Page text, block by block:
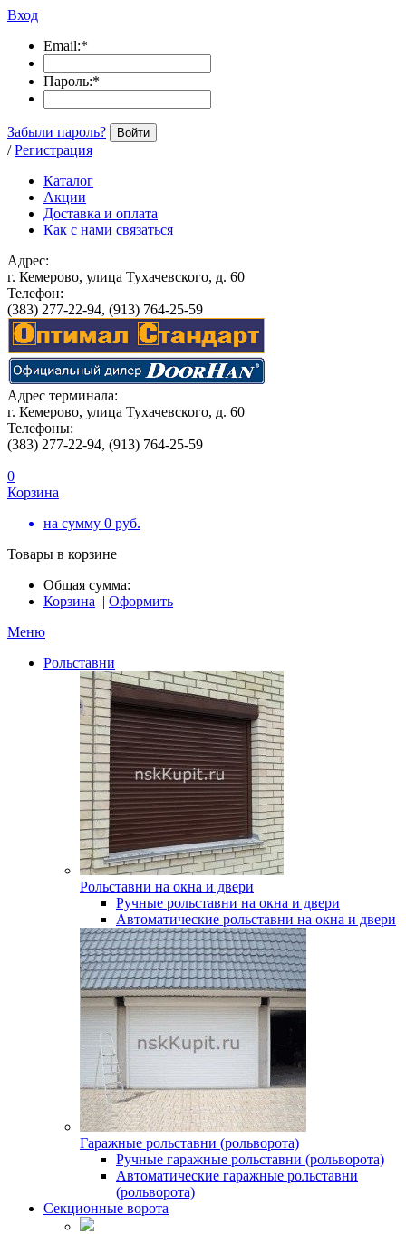
Вход
Email:*
Пароль:*
Забыли пароль? Войти
/ Регистрация
Каталог
Акции
Доставка и оплата
Как с нами связаться
Адрес:
г. Кемерово, улица Тухачевского, д. 60
Телефон:
(383) 277-22-94, (913) 764-25-59
Адрес терминала:
г. Кемерово, улица Тухачевского, д. 60
Телефоны:
(383) 277-22-94, (913) 764-25-59
0
Корзина
на сумму 0 руб.
Товары в корзине
Общая сумма:
Корзина | Оформить
Меню
Рольставни
Рольставни на окна и двери
Ручные рольставни на окна и двери
Автоматические рольставни на окна и двери
Гаражные рольставни (рольворота)
Ручные гаражные рольставни (рольворота)
Автоматические гаражные рольставни
(рольворота)
Секционные ворота